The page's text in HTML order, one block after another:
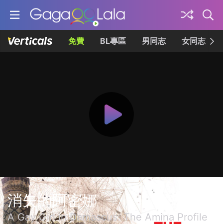
免費 BL專區 男同志 女同志
消失的阿密娜
A Gay Girl in Damascus: The Amina Profile